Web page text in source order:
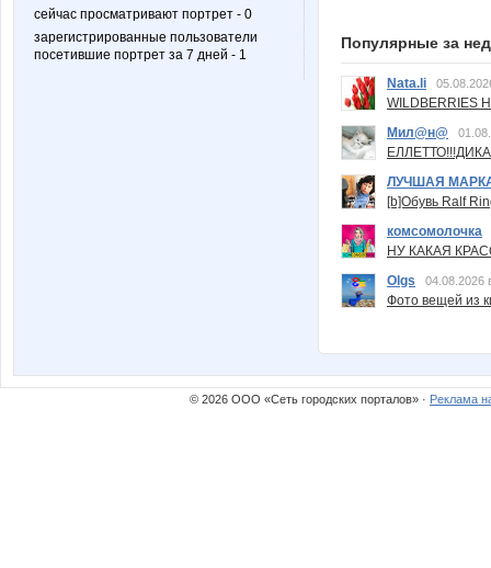
сейчас просматривают портрет - 0
зарегистрированные пользователи
посетившие портрет за 7 дней - 1
Популярные за
Nata.li
Мил@н@
ЛУЧШАЯ
[b]Обувь Ralf
комсомолочка
НУ КАКАЯ
Olgs
04.08.2026
Фото вещей из
© 2026 ООО «Сеть городских порталов» · Реклама